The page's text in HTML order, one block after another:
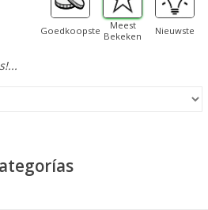
Goedkoopste
Meest
Bekeken
Nieuwste